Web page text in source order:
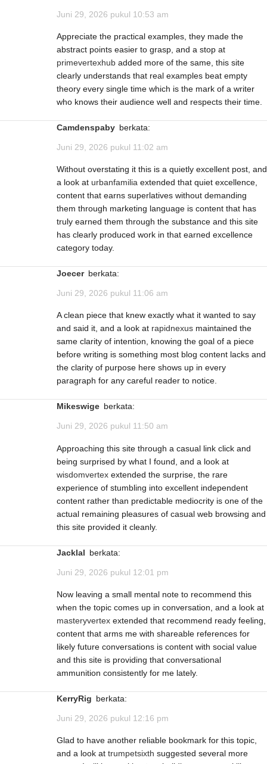
Juni 29, 2026 pukul 10:53 am
Appreciate the practical examples, they made the
abstract points easier to grasp, and a stop at
primevertexhub added more of the same, this site
clearly understands that real examples beat empty
theory every single time which is the mark of a writer
who knows their audience well and respects their time.
Camdenspaby berkata:
Juni 29, 2026 pukul 11:02 am
Without overstating it this is a quietly excellent post, and
a look at urbanfamilia extended that quiet excellence,
content that earns superlatives without demanding
them through marketing language is content that has
truly earned them through the substance and this site
has clearly produced work in that earned excellence
category today.
Joecer berkata:
Juni 29, 2026 pukul 11:06 am
A clean piece that knew exactly what it wanted to say
and said it, and a look at rapidnexus maintained the
same clarity of intention, knowing the goal of a piece
before writing is something most blog content lacks and
the clarity of purpose here shows up in every
paragraph for any careful reader to notice.
Mikeswige berkata:
Juni 29, 2026 pukul 11:50 am
Approaching this site through a casual link click and
being surprised by what I found, and a look at
wisdomvertex extended the surprise, the rare
experience of stumbling into excellent independent
content rather than predictable mediocrity is one of the
actual remaining pleasures of casual web browsing and
this site provided it cleanly.
Jacklal berkata:
Juni 29, 2026 pukul 12:01 pm
Now leaving a small mental note to recommend this
when the topic comes up in conversation, and a look at
masteryvertex extended that recommend ready feeling,
content that arms me with shareable references for
likely future conversations is content with social value
and this site is providing that conversational
ammunition consistently for me lately.
KerryRig berkata:
Juni 29, 2026 pukul 12:16 pm
Glad to have another reliable bookmark for this topic,
and a look at trumpetsixth suggested several more